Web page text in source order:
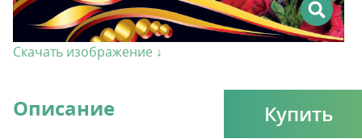
Скачать изображение ↓
Купить
Описание